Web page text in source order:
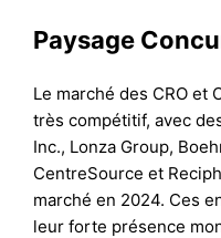
Paysage
Le marché des CRO et
très compétitif, avec
Inc., Lonza Group,
CentreSource et
marché en 2024. Ces
leur forte présence